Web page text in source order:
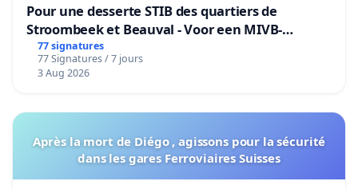
Pour une desserte STIB des quartiers de
Stroombeek et Beauval - Voor een MIVB-
bediening van de wijken Strombeek en Het
Voor
77 signatures
77 Signatures / 7 jours
3 Aug 2026
Après la mort de Diégo , agissons pour la sécurité
dans les gares Ferroviaires Suisses